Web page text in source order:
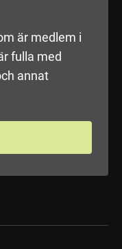
är medlem i
fulla med
annat